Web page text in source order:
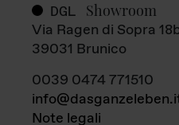
DGL Showroom
Via Ragen di Sopra
39031 Brunico
0039 0474 771510
Note legali